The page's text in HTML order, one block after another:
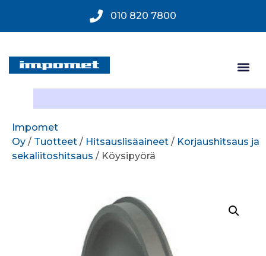
010 820 7800
Impomet
Oy / Tuotteet / Hitsauslisäaineet / Korjaushitsaus ja
sekaliitoshitsaus / Köysipyörä